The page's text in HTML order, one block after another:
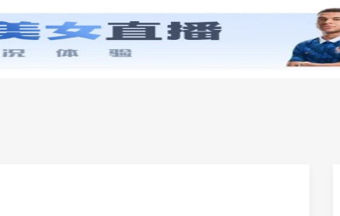
零基础学英语 小学英语 初中英语 高中英